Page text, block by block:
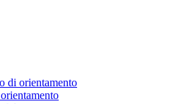
di orientamento